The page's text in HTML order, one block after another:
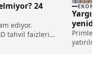
24
ediyor.
tahvil faizleri